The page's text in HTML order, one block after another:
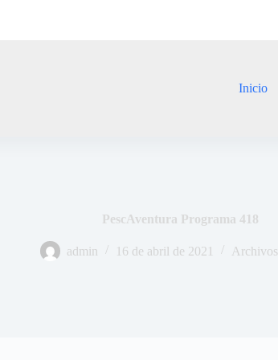
Inicio
PescAventura Programa 418
admin 16 de abril de 2021 Archivos